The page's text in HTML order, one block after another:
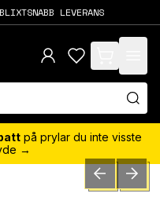
BLIXTSNABB LEVERANS
items in cart,
på prylar du inte visste
→
PREVIOUSNEXT